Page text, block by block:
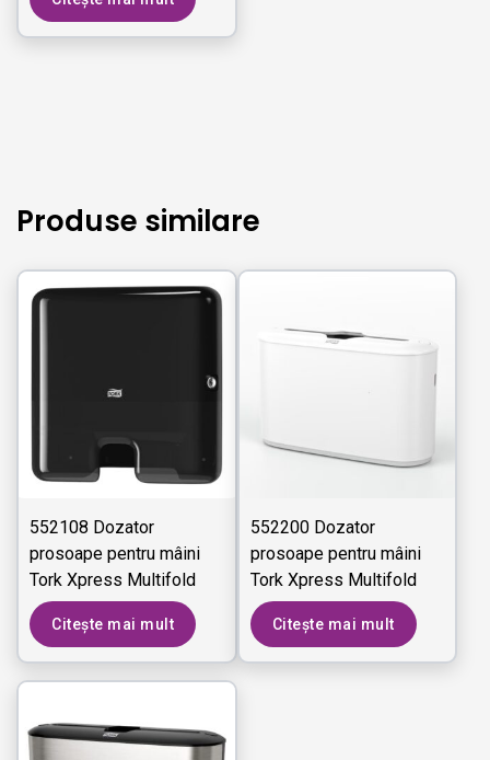
Produse similare
552108 Dozator
prosoape pentru mâini
Tork Xpress Multifold
Mini
Citește mai mult
552200 Dozator
prosoape pentru mâini
Tork Xpress Multifold
Countertop
Citește mai mult